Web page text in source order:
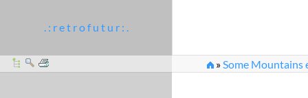
. : r e t r o f u t u r : .
»Some Mountains